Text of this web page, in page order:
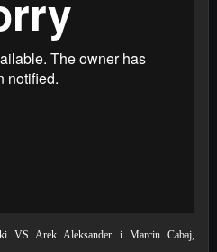
VS Arek Aleksander i Marcin Cabaj,